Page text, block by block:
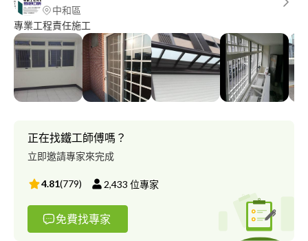
中和區
專業工程責任施工
正在找鐵工師傅嗎？
立即邀請專家來完成
4.81(779) 2,433 位專家
免費找專家